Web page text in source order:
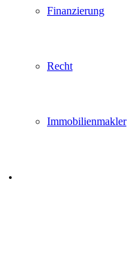
Finanzierung
Recht
Immobilienmakler